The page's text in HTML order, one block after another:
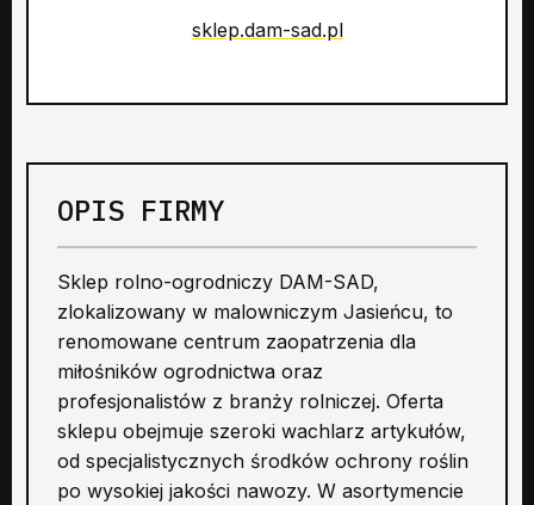
sklep.dam-sad.pl
OPIS FIRMY
Sklep rolno-ogrodniczy DAM-SAD,
zlokalizowany w malowniczym Jasieńcu, to
renomowane centrum zaopatrzenia dla
miłośników ogrodnictwa oraz
profesjonalistów z branży rolniczej. Oferta
sklepu obejmuje szeroki wachlarz artykułów,
od specjalistycznych środków ochrony roślin
po wysokiej jakości nawozy. W asortymencie